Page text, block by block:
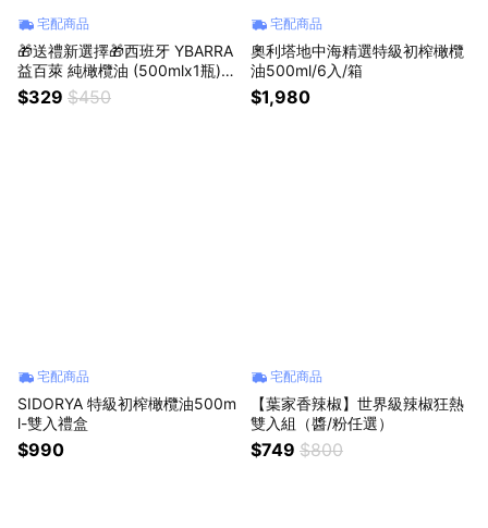
宅配商品
🎁送禮新選擇🎁西班牙 YBARRA
益百萊 純橄欖油 (500mlx1瓶)｜
獅子座生日快樂｜生日禮物｜送
禮｜禮盒｜父親節｜中元節
$329 $450
宅配商品
奧利塔地中海精選特級初榨橄欖
油500ml/6入/箱
$1,980
宅配商品
SIDORYA 特級初榨橄欖油500m
l-雙入禮盒
$990
宅配商品
【葉家香辣椒】世界級辣椒狂熱
雙入組（醬/粉任選）
$749 $800